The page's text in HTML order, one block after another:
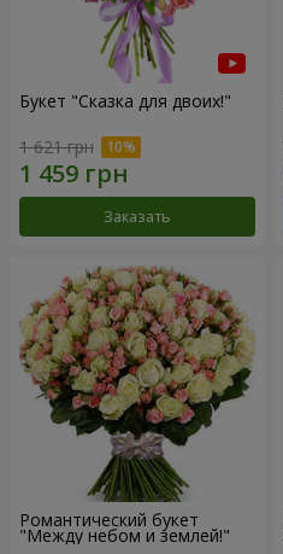
Букет "Сказка для двоих!"
1 621 грн
Заказать
Романтический букет
"Между небом и землей!"